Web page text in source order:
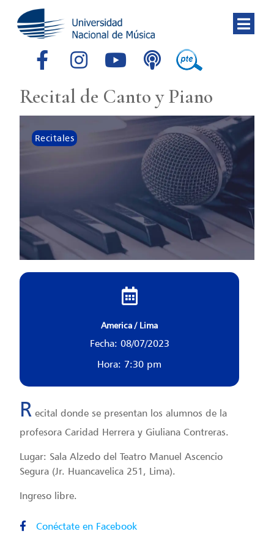
Recital de Canto y Piano
Recitales
America / Lima
Fecha: 08/07/2023
Hora: 7:30 pm
R ecital donde se presentan los alumnos de la
profesora Caridad Herrera y Giuliana Contreras.
Lugar: Sala Alzedo del Teatro Manuel Ascencio
Segura (Jr. Huancavelica 251, Lima).
Ingreso libre.
Conéctate en Facebook